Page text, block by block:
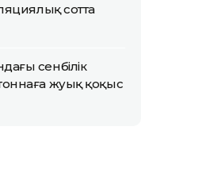
сотта
сенбілік
жуық қоқыс